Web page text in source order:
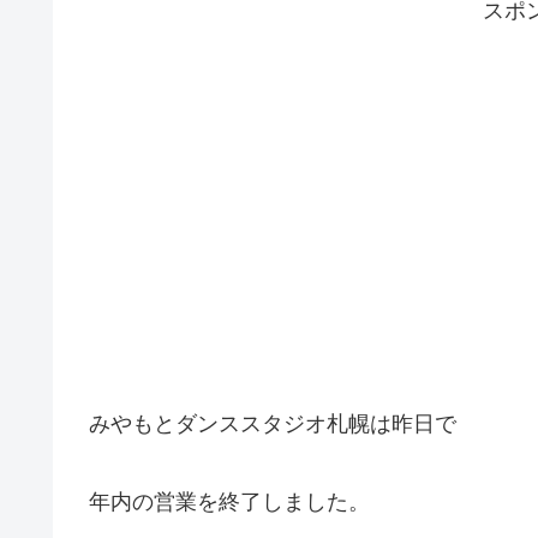
スポ
みやもとダンススタジオ札幌は昨日で
年内の営業を終了しました。